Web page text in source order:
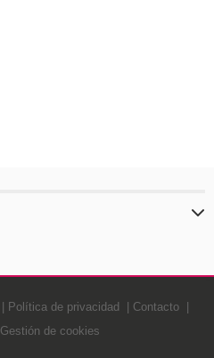
Política de privacidad
Contacto
Gestión de cookies